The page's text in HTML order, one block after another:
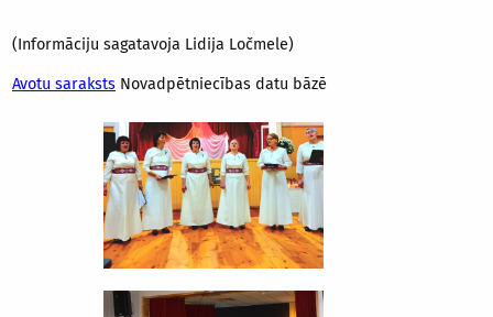
(Informāciju sagatavoja Lidija Ločmele)
Avotu saraksts Novadpētniecības datu bāzē